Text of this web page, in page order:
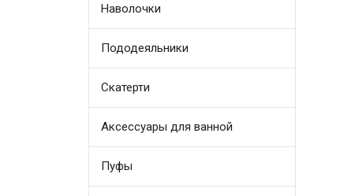
Наволочки
Пододеяльники
Скатерти
Аксессуары для ванной
Пуфы